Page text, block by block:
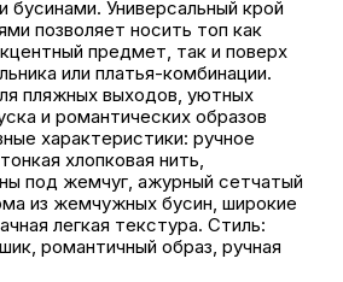
бусинами. Универсальный крой
позволяет носить топ как
предмет, так и поверх
или платья-комбинации.
пляжных выходов, уютных
и романтических образов
характеристики: ручное
хлопковая нить,
под жемчуг, ажурный сетчатый
из жемчужных бусин, широкие
легкая текстура. Стиль:
романтичный образ, ручная